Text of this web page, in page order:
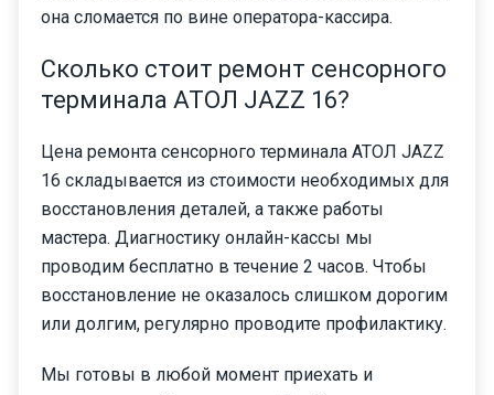
она сломается по вине оператора-кассира.
Сколько стоит ремонт сенсорного
терминала АТОЛ JAZZ 16?
Цена ремонта сенсорного терминала АТОЛ JAZZ
16 складывается из стоимости необходимых для
восстановления деталей, а также работы
мастера. Диагностику онлайн-кассы мы
проводим бесплатно в течение 2 часов. Чтобы
восстановление не оказалось слишком дорогим
или долгим, регулярно проводите профилактику.
Мы готовы в любой момент приехать и